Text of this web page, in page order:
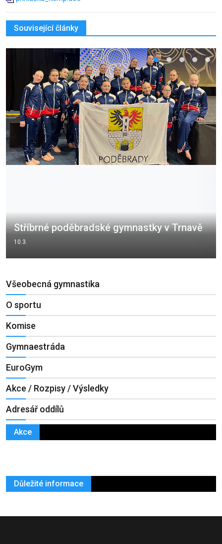
Související články
Stříbrné poděbradské gymnastky v Trnavě
10.3.
Všeobecná gymnastika
O sportu
Komise
Gymnaestráda
EuroGym
Akce / Rozpisy / Výsledky
Adresář oddílů
Akce
Důležité informace